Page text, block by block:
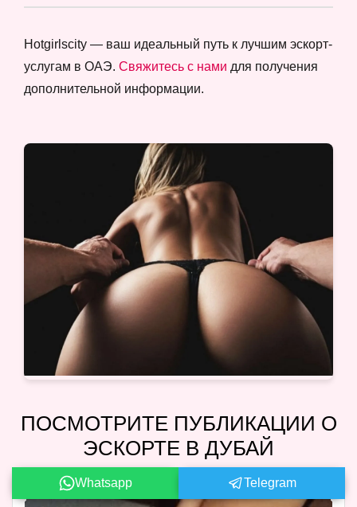
Hotgirlscity — ваш идеальный путь к лучшим эскорт-
услугам в ОАЭ. Свяжитесь с нами для получения
дополнительной информации.
ПОСМОТРИТЕ ПУБЛИКАЦИИ О
ЭСКОРТЕ В ДУБАЙ
Whatsapp Telegram